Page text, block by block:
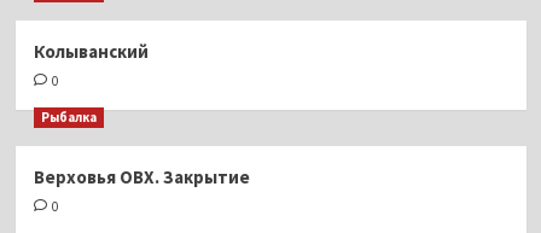
Колыванский
0
Рыбалка
Верховья ОВХ. Закрытие
0